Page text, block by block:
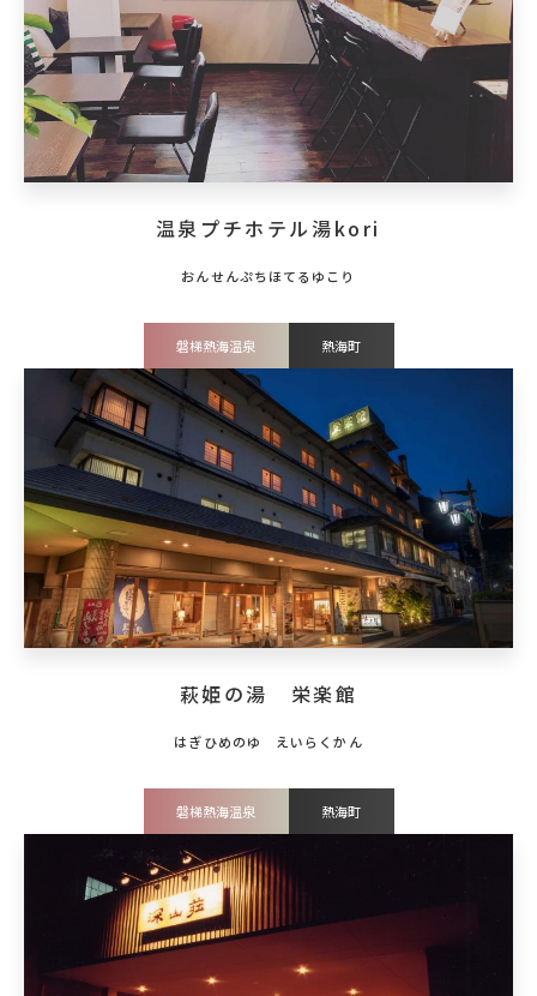
温泉プチホテル湯kori
磐梯熱海温泉 熱海町
萩姫の湯 栄楽館
磐梯熱海温泉 熱海町